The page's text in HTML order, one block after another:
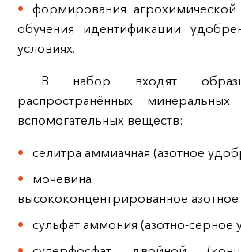
формирования
обучения идентификации
условиях.
В набор входят
распространённых
вспомогательных веществ:
селитра аммиачная (азотное
мочевина
высококонцентрированное
сульфат аммония (азотно‑серное